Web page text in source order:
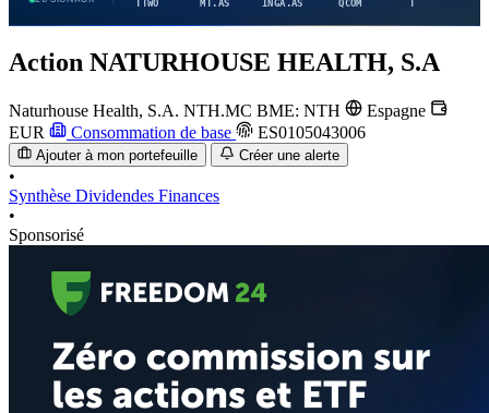
TTWO MT.AS INGA.AS QCOM TTE
Action NATURHOUSE HEALTH, S.A
Naturhouse Health, S.A. NTH.MC BME: NTH
Espagne
EUR
Consommation de base ES0105043006
Ajouter à mon portefeuille Créer une alerte
•
Synthèse Dividendes Finances
•
Sponsorisé